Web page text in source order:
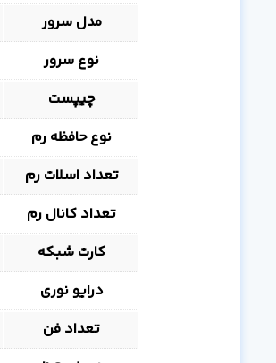
مدل سرور
نوع سرور
چیپست
نوع حافظه رم
تعداد اسلات رم
تعداد کانال رم
کارت شبکه
درایو نوری
تعداد فن